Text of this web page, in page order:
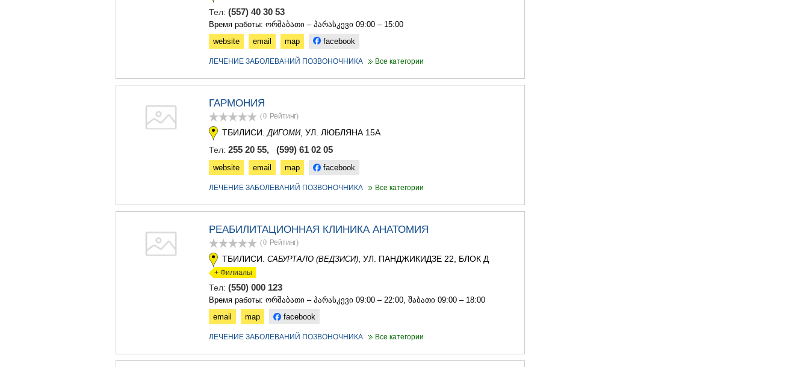
Тел: (557) 40 30 53
Время работы: ორშაბათი – პარასკევი 09:00 – 15:00
website
email map facebook
ЛЕЧЕНИЕ ЗАБОЛЕВАНИЙ ПОЗВОНОЧНИКА Все категории
ГАРМОНИЯ
(0 Рейтинг)
ТБИЛИСИ. ДИГОМИ, УЛ. ЛЮБЛЯНА 15А
Тел: 255 20 55, (599) 61 02 05
website email map facebook
ЛЕЧЕНИЕ ЗАБОЛЕВАНИЙ ПОЗВОНОЧНИКА Все категории
РЕАБИЛИТАЦИОННАЯ КЛИНИКА АНАТОМИЯ
(0 Рейтинг)
ТБИЛИСИ. САБУРТАЛО (ВЕДЗИСИ), УЛ. ПАНДЖИКИДЗЕ 22, БЛОК Д
+ Филиалы
Тел: (550) 000 123
Время работы: ორშაბათი – პარასკევი 09:00 – 22:00, შაბათი 09:00 – 18:00
email
map facebook
ЛЕЧЕНИЕ ЗАБОЛЕВАНИЙ ПОЗВОНОЧНИКА Все категории